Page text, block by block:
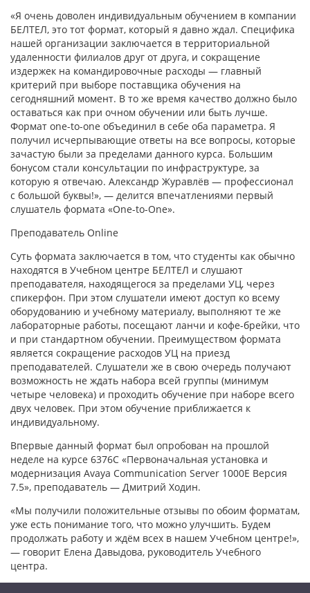
«Я очень доволен индивидуальным обучением в компании
БЕЛТЕЛ, это тот формат, который я давно ждал. Специфика
нашей организации заключается в территориальной
удаленности филиалов друг от друга, и сокращение
издержек на командировочные расходы — главный
критерий при выборе поставщика обучения на
сегодняшний момент. В то же время качество должно было
оставаться как при очном обучении или быть лучше.
Формат one-to-one объединил в себе оба параметра. Я
получил исчерпывающие ответы на все вопросы, которые
зачастую были за пределами данного курса. Большим
бонусом стали консультации по инфраструктуре, за
которую я отвечаю. Александр Журавлёв — профессионал
с большой буквы!», — делится впечатлениями первый
слушатель формата «One-to-One».
Преподаватель Online
Суть формата заключается в том, что студенты как обычно
находятся в Учебном центре БЕЛТЕЛ и слушают
преподавателя, находящегося за пределами УЦ, через
спикерфон. При этом слушатели имеют доступ ко всему
оборудованию и учебному материалу, выполняют те же
лабораторные работы, посещают ланчи и кофе-брейки, что
и при стандартном обучении. Преимуществом формата
является сокращение расходов УЦ на приезд
преподавателей. Слушатели же в свою очередь получают
возможность не ждать набора всей группы (минимум
четыре человека) и проходить обучение при наборе всего
двух человек. При этом обучение приближается к
индивидуальному.
Впервые данный формат был опробован на прошлой
неделе на курсе 6376С «Первоначальная установка и
модернизация Avaya Communication Server 1000E Версия
7.5», преподаватель — Дмитрий Ходин.
«Мы получили положительные отзывы по обоим форматам,
уже есть понимание того, что можно улучшить. Будем
продолжать работу и ждём всех в нашем Учебном центре!»,
— говорит Елена Давыдова, руководитель Учебного
центра.